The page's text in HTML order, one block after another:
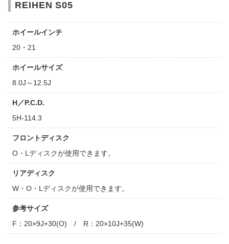
REIHEN S05
ホイールインチ
20・21
ホイールサイズ
8.0J～12.5J
H／P.C.D.
5H-114.3
フロントディスク
O・Lディスクが使用できます。
リアディスク
W・O・Lディスクが使用できます。
参考サイズ
F：20×9J+30(O) / R：20×10J+35(W)